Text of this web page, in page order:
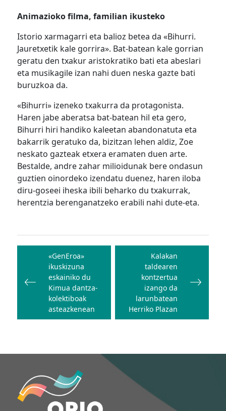
Animazioko filma, familian ikusteko
Istorio xarmagarri eta balioz betea da «Bihurri.
Jauretxetik kale gorrira». Bat-batean kale gorrian
geratu den txakur aristokratiko bati eta abeslari
eta musikagile izan nahi duen neska gazte bati
buruzkoa da.
«Bihurri» izeneko txakurra da protagonista.
Haren jabe aberatsa bat-batean hil eta gero,
Bihurri hiri handiko kaleetan abandonatuta eta
bakarrik geratuko da, bizitzan lehen aldiz, Zoe
neskato gazteak etxera eramaten duen arte.
Bestalde, andre zahar milioidunak bere ondasun
guztien oinordeko izendatu duenez, haren iloba
diru-goseei iheska ibili beharko du txakurrak,
herentzia berenganatzeko erabili nahi dute-eta.
Bidalketetan
zehar
nabigatu
«GenEroa»
ikuskizuna
eskainiko du
Kimua dantza-
kolektiboak
asteazkenean
Kalakan
taldearen
kontzertua
izango da
larunbatean
Herriko Plazan